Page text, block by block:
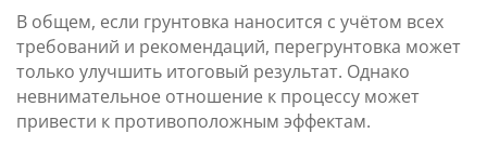
В общем, если грунтовка наносится с учётом всех
требований и рекомендаций, перегрунтовка может
только улучшить итоговый результат. Однако
невнимательное отношение к процессу может
привести к противоположным эффектам.